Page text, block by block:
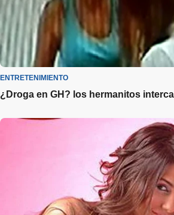
ENTRETENIMIENTO
¿Droga en GH? los hermanitos